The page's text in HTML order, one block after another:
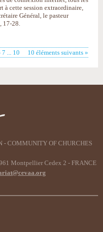
à cette session extraordinaire,
Général, le pasteur
17-28.
10 éléments suivants »
7 ... 10
- COMMUNITY OF CHURCHES
Montpellier Cedex 2 - FRANCE